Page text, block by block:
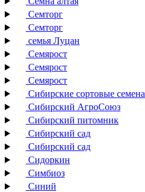
Семторг
Семторг
семья Луцан
Семярост
Семярост
Семярост
Сибирские сортовые семена
Сибирский АгроСоюз
Сибирский питомник
Сибирский сад
Сибирский сад
Сидоркин
Симбиоз
Синий